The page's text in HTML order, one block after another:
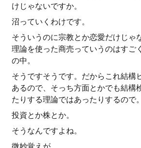
けじゃないですか。
沼っていくわけです。
そういうのに宗教とか恋愛だけじゃ
理論を使った商売っていうのはすご
の中。
そうですそうです。だからこれ結構
あるので、そっち方面とかでも結構
たりする理論ではあったりするので。
投資とか株とか。
そうなんですよね。